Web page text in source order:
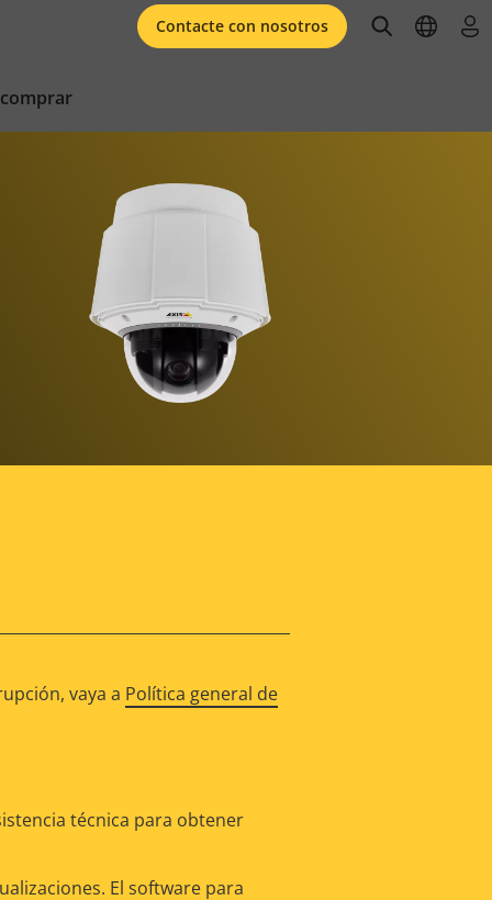
Contacte con nosotros openopen
vaya a Política general de
técnica para obtener
El software para